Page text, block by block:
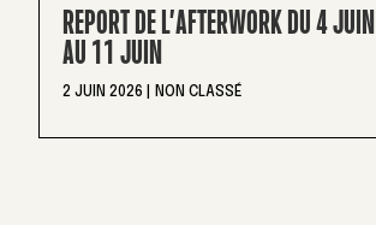
REPORT DE L’AFTERWORK DU 4 JUIN
AU 11 JUIN
2 JUIN 2026 NON CLASSÉ